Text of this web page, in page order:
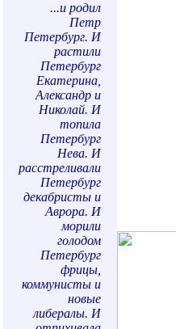
...и родил
Петр
Петербург. И
растили
Петербург
Екатерина,
Александр и
Николай. И
топила
Петербург
Нева. И
расстреливали
Петербург
декабристы и
Аврора. И
морили
голодом
Петербург
фрицы,
коммунисты и
новые
либералы. И